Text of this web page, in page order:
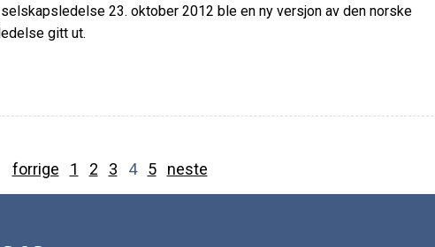
23. oktober 2012 ble en ny versjon av den norske
gitt ut.
forrige 1 2 3 4 5 neste